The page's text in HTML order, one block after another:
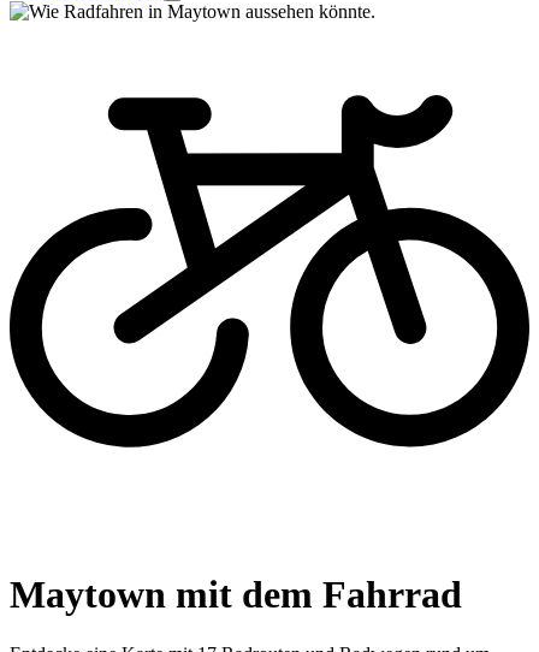
Maytown mit dem Fahrrad